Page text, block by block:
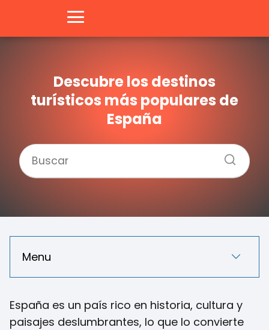
Descubre los destinos
turísticos más populares de
España
Menu
España es un país rico en historia, cultura y
paisajes deslumbrantes, lo que lo convierte